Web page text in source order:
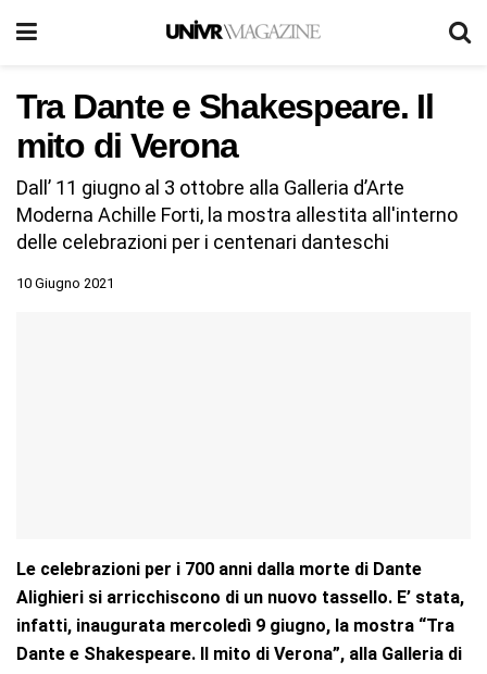
Tra Dante e Shakespeare. Il
mito di Verona
Dall’ 11 giugno al 3 ottobre alla Galleria d’Arte
Moderna Achille Forti, la mostra allestita all'interno
delle celebrazioni per i centenari danteschi
10 Giugno 2021
Le celebrazioni per i 700 anni dalla morte di Dante
Alighieri si arricchiscono di un nuovo tassello. E’ stata,
infatti, inaugurata mercoledì 9 giugno, la mostra “Tra
Dante e Shakespeare. Il mito di Verona”, alla Galleria di